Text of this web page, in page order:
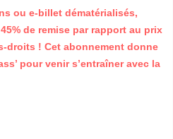
ou e-billet dématérialisés,
de remise par rapport au prix
droits ! Cet abonnement donne
pour venir s’entraîner avec la